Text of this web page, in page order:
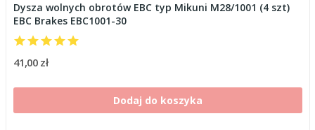
Dysza wolnych obrotów EBC typ Mikuni M28/1001 (4 szt)
EBC Brakes EBC1001-30
41,00 zł
Dodaj do koszyka